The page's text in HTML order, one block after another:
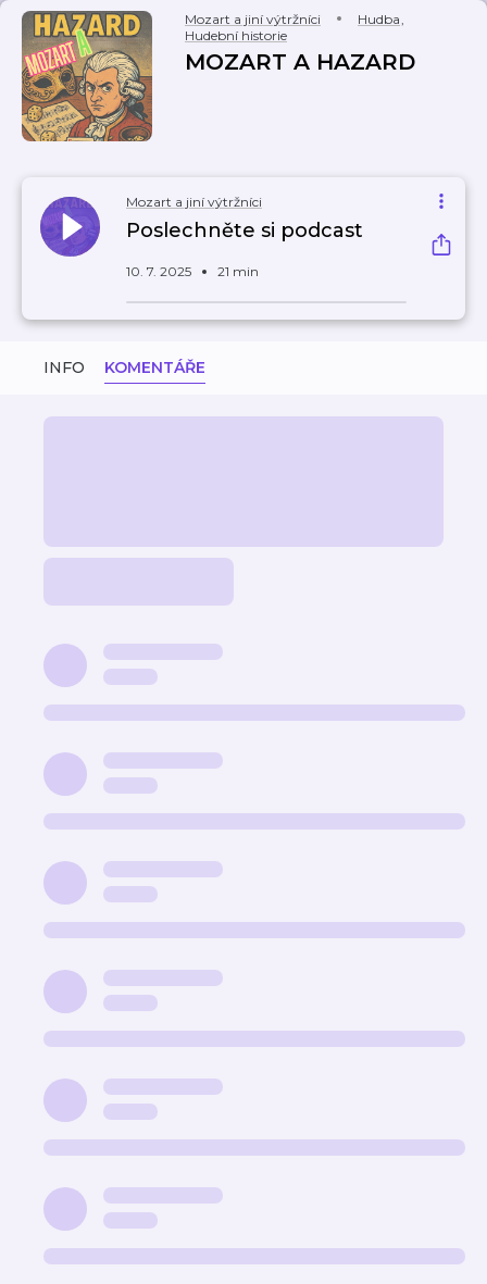
Mozart a jiní výtržníci Hudba,
Hudební historie
MOZART A HAZARD
Mozart a jiní výtržníci
Poslechněte si podcast
10. 7. 2025 21 min
INFO KOMENTÁŘE